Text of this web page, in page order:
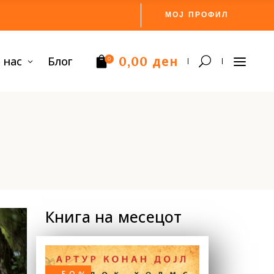
МОЈ ПРОФИЛ
нас Блог 0 0,00 ден
Книга на месецот